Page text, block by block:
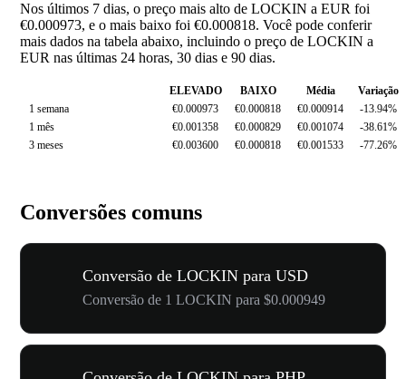
Nos últimos 7 dias, o preço mais alto de LOCKIN a EUR foi
€0.000973, e o mais baixo foi €0.000818. Você pode conferir
mais dados na tabela abaixo, incluindo o preço de LOCKIN a
EUR nas últimas 24 horas, 30 dias e 90 dias.
ELEVADO BAIXO Média
Variação
1 semana
€0.000973 €0.000818 €0.000914
-13.94%
1 mês
€0.001358 €0.000829 €0.001074
-38.61%
3 meses
€0.003600 €0.000818 €0.001533 -77.26%
Conversões comuns
Conversão de LOCKIN para USD
Conversão de 1 LOCKIN para $0.000949